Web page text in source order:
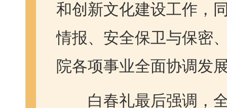
和创新文化建设工作，
情报、安全保卫与保密
院各项事业全面协调发
白春礼最后强调，全